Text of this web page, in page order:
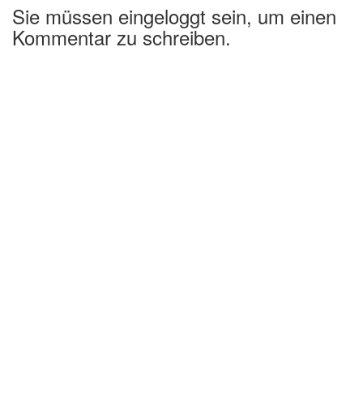
Sie müssen eingeloggt sein, um einen
Kommentar zu schreiben.